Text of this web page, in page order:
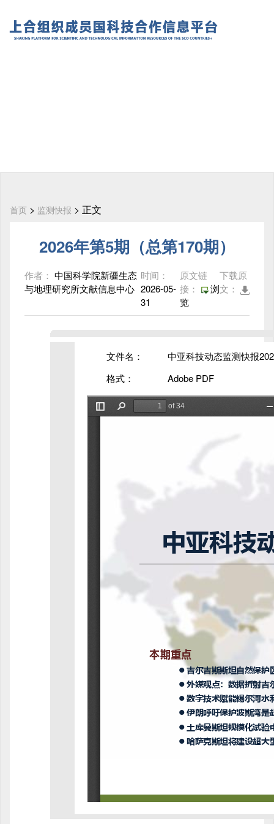
首页 > 监测快报 > 正文
2026年第5期（总第170期）
作者： 中国科学院新疆生态
与地理研究所文献信息中心
时间：
2026-05-
31
原文链
接：
浏
览
下载原
文：
文件名：
中亚科技动态监测快报
格式：
Adobe PDF